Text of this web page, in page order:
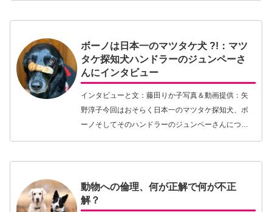
ボーノは日本一のマツタケ犬 ?!：マツ
タケ探知犬ハンドラーのジュンペーさ
んにインタビュー
インタビューと文：藤田りか子写真＆動画提供：矢
野淳子今回はおそらく日本一のマツタケ探知犬、ボ
ーノそしてそのハンドラーのジュンペーさんについ
動物への倫理、何が正解で何が不正
解？